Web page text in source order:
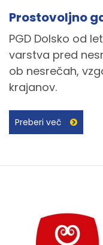
Prostovoljno
PGD Dolsko od
varstva pred
ob nesrečah,
krajanov.
Preberi več